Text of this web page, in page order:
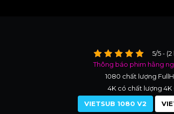
5/5 -
Thông báo phim hằng
1080 chất lượng
4K có chất lượng 4K
VIETSUB 1080 V2